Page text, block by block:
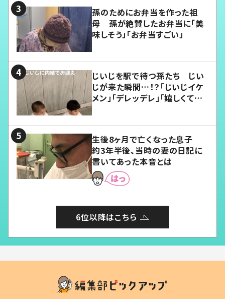
孫のためにお弁当を作った祖
母 孫が絶賛したお弁当に「美
味しそう」「お弁当すごい」
じいじを駅で待つ孫たち じい
じが来た瞬間…！？「じいじイケ
メン」「デレッデレ」「嬉しくて可
生後8ヶ月で亡くなった息子
約3年半後、当時の妻の日記に
書いてあった本音とは
6位以降はこちら